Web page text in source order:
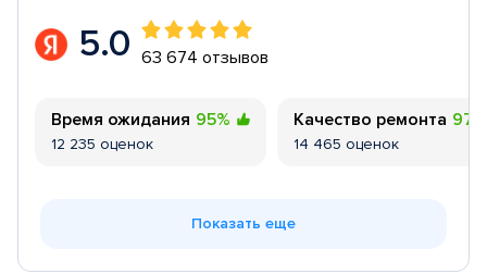
5.0 63 674 отзывов
Время ожидания 95%
12 235 оценок
Качество ремонта 97%
14 465 оценок
Показать еще